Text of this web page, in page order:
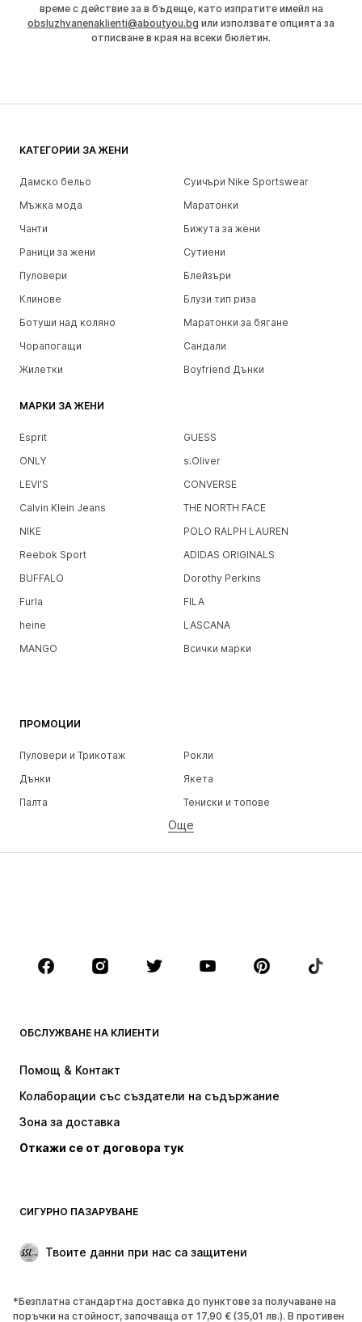
време с действие за в бъдеще, като изпратите имейл на
obsluzhvanenaklienti@aboutyou.bg или използвате опцията за
отписване в края на всеки бюлетин.
КАТЕГОРИИ ЗА ЖЕНИ
Дамско бельо
Суичъри Nike Sportswear
Мъжка мода
Маратонки
Чанти
Бижута за жени
Раници за жени
Сутиени
Пуловери
Блейзъри
Клинове
Блузи тип риза
Ботуши над коляно
Маратонки за бягане
Чорапогащи
Сандали
Жилетки
Boyfriend Дънки
МАРКИ ЗА ЖЕНИ
Esprit
GUESS
ONLY
s.Oliver
LEVI'S
CONVERSE
Calvin Klein Jeans
THE NORTH FACE
NIKE
POLO RALPH LAUREN
Reebok Sport
ADIDAS ORIGINALS
BUFFALO
Dorothy Perkins
Furla
FILA
heine
LASCANA
MANGO
Всички марки
ПРОМОЦИИ
Пуловери и Трикотаж
Рокли
Дънки
Якета
Палта
Тениски и топове
Бельо
Поли
Блузи и туники
Аксесоари
Premium
НОВО
Пуловери и Трикотаж
Бельо
Палта
Поли
Специални Поводи
ОБУВКИ
Още
ОБСЛУЖВАНЕ НА КЛИЕНТИ
Помощ & Контакт
Колаборации със създатели на съдържание
Зона за доставка
Откажи се от договора тук
СИГУРНО ПАЗАРУВАНЕ
Твоите данни при нас са защитени
*Безплатна стандартна доставка до пунктове за получаване на
поръчки на стойност, започваща от 17,90 € (35,01 лв.). В противен